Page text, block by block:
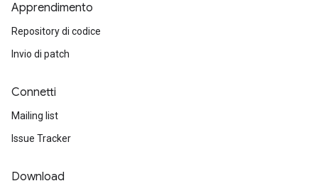
Apprendimento
Repository di codice
Invio di patch
Connetti
Mailing list
Issue Tracker
Download